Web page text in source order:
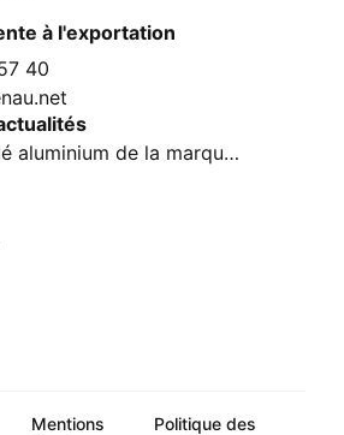
à l'exportation
40
Profilé aluminium de la marque Renau
Mentions
Politique des